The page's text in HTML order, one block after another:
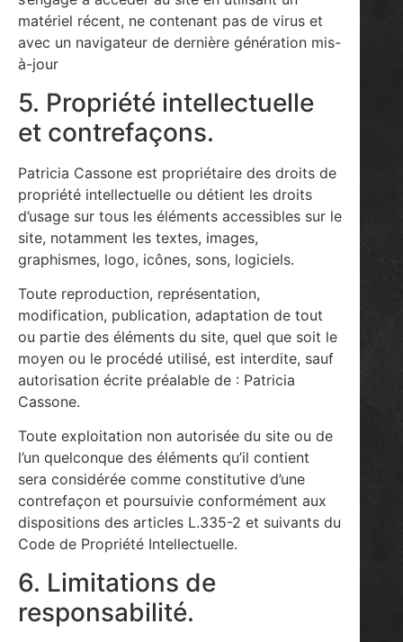
matériel récent, ne contenant pas de virus et
avec un navigateur de dernière génération mis-
à-jour
5. Propriété intellectuelle
et contrefaçons.
Patricia Cassone est propriétaire des droits de
propriété intellectuelle ou détient les droits
d’usage sur tous les éléments accessibles sur le
site, notamment les textes, images,
graphismes, logo, icônes, sons, logiciels.
Toute reproduction, représentation,
modification, publication, adaptation de tout
ou partie des éléments du site, quel que soit le
moyen ou le procédé utilisé, est interdite, sauf
autorisation écrite préalable de : Patricia
Cassone.
Toute exploitation non autorisée du site ou de
l’un quelconque des éléments qu’il contient
sera considérée comme constitutive d’une
contrefaçon et poursuivie conformément aux
dispositions des articles L.335-2 et suivants du
Code de Propriété Intellectuelle.
6. Limitations de
responsabilité.